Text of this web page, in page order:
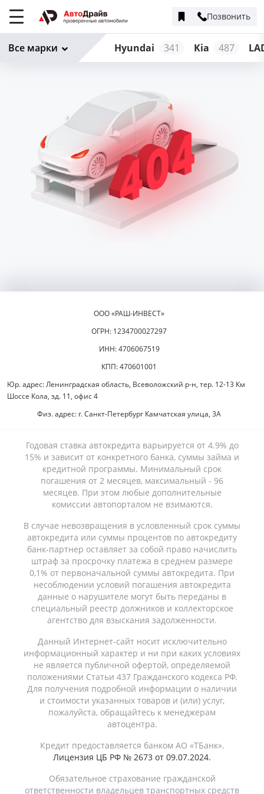
Позвонить
Hyundai 341 Kia 487
Все марки
ООО «РАШ-ИНВЕСТ»
ОГРН: 1234700027297
ИНН: 4706067519
КПП: 470601001
Юр. адрес: Ленинградская область, Всеволожский р-н, тер. 12-13 Км
Шоссе Кола, зд. 11, офис 4
Физ. адрес: г. Санкт-Петербург Камчатская улица, 3А
Годовая ставка автокредита варьируется от 4.9% до
15% и зависит от конкретного банка, суммы займа и
кредитной программы. Минимальный срок
погашения от 2 месяцев, максимальный - 96
месяцев. При этом любые дополнительные
комиссии автопорталом не взимаются.
В случае невозвращения в условленный срок суммы
автокредита или суммы процентов по автокредиту
банк-партнер оставляет за собой право начислить
штраф за просрочку платежа в среднем размере
0,1% от первоначальной суммы автокредита. При
несоблюдении условий погашения автокредита
данные о нарушителе могут быть переданы в
специальный реестр должников и коллекторское
агентство для взыскания задолженности.
Данный Интернет-сайт носит исключительно
информационный характер и ни при каких условиях
не является публичной офертой, определяемой
положениями Статьи 437 Гражданского кодекса РФ.
Для получения подробной информации о наличии
и стоимости указанных товаров и (или) услуг,
пожалуйста, обращайтесь к менеджерам
автоцентра.
Кредит предоставляется банком АО «ТБанк».
Лицензия ЦБ РФ № 2673 от 09.07.2024.
Обязательное страхование гражданской
ответственности владельцев транспортных средств